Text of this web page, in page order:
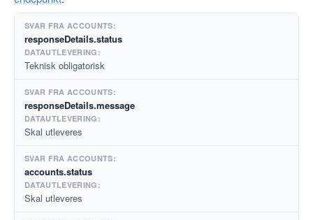
responseDetails.status
Teknisk obligatorisk
responseDetails.message
Skal utleveres
accounts.status
Skal utleveres